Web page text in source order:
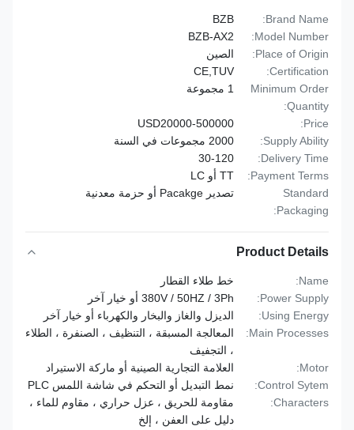
Brand Name:
Model Number:
BZB-AX2
Place of Origin:
الصين
Certification:
CE,TUV
Minimum Order
Quantity:
1 مجموعة
USD20000-500000
Supply Ability:
Delivery Time:
30-120
Payment Terms:
TT أو LC
Standard
Packaging:
تصدير Pacakge أو حزمة معدنية
Product Details
Name:
خط طلاء القطار
Power Supply:
380V / 50HZ / 3Ph أو خيار آخر
Using Energy:
الديزل والغاز والبخار والكهرباء أو خيار آخر
Main Processes:
المعالجة المسبقة ، التنظيف ، الصنفرة ، الطلاء
، التجفيف
Motor:
العلامة التجارية الصينية أو ماركة الاستيراد
Control Sytem:
نمط التبديل أو التحكم في شاشة اللمس PLC
Characters:
مقاومة للحريق ، عزل حراري ، مقاوم للماء ،
دليل على العفن ، إلخ